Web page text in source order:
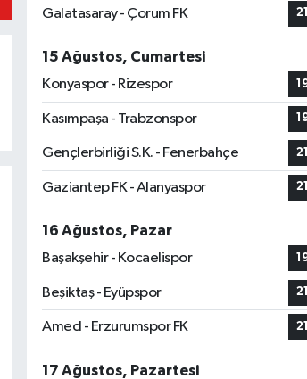
Galatasaray - Çorum FK
15 Ağustos, Cumartesi
Konyaspor - Rizespor
Kasımpaşa - Trabzonspor
Gençlerbirliği S.K. - Fenerbahçe
Gaziantep FK - Alanyaspor
16 Ağustos, Pazar
Başakşehir - Kocaelispor
Beşiktaş - Eyüpspor
Amed - Erzurumspor FK
17 Ağustos, Pazartesi